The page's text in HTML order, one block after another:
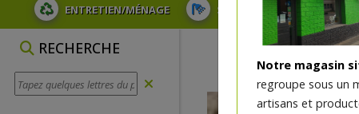
ENTRETIEN/MÉNAGE SOINS ET HYGIÈNE DU
RECHERCHE
Notre magasin
regroupe sous un
artisans et
OEUFS